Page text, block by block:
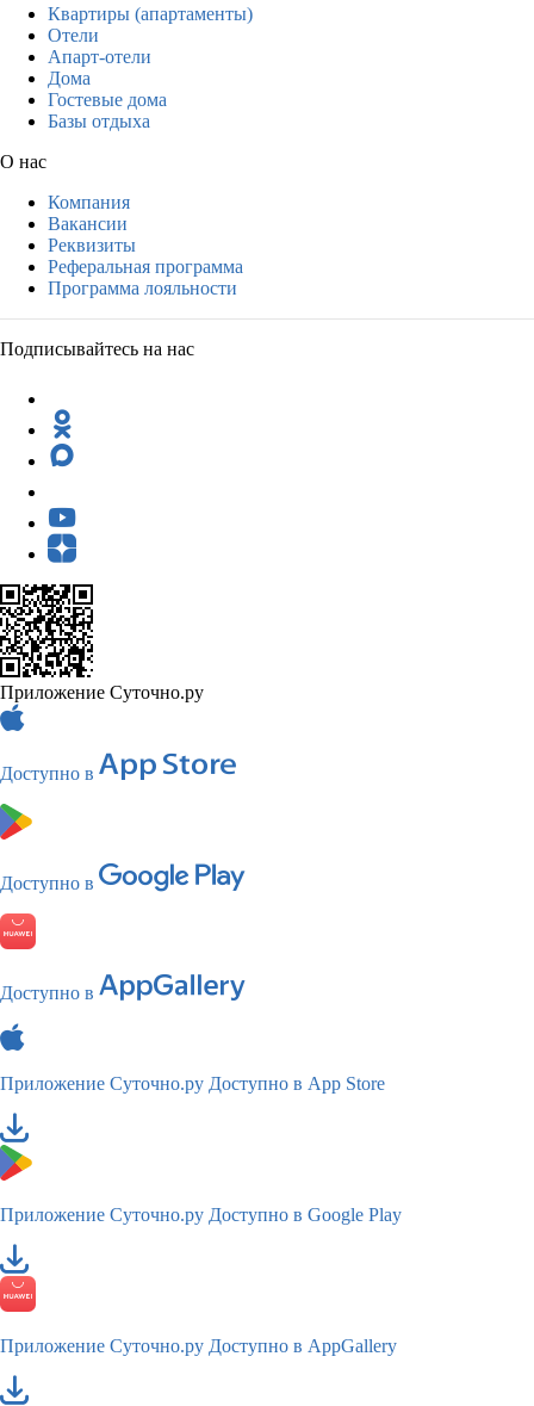
Квартиры (апартаменты)
Отели
Апарт-отели
Дома
Гостевые дома
Базы отдыха
О нас
Компания
Вакансии
Реквизиты
Реферальная программа
Программа лояльности
Подписывайтесь на нас
Приложение Суточно.ру
Доступно в
Доступно в
Доступно в
Приложение Суточно.ру Доступно в App Store
Приложение Суточно.ру Доступно в Google Play
Приложение Суточно.ру Доступно в AppGallery